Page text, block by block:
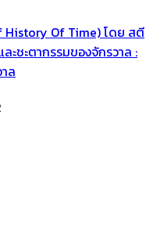
History Of Time) โดย สตี
ะชะตากรรมของจักรวาล :
ล